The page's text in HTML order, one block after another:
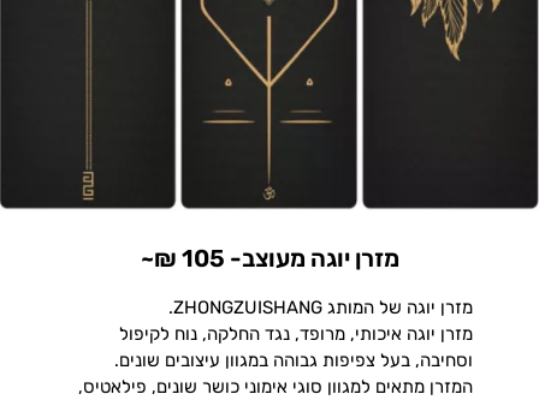
מזרן יוגה מעוצב- 105 ₪~
מזרן יוגה של המותג ZHONGZUISHANG.
מזרן יוגה איכותי, מרופד, נגד החלקה, נוח לקיפול
וסחיבה, בעל צפיפות גבוהה במגוון עיצובים שונים.
המזרן מתאים למגוון סוגי אימוני כושר שונים, פילאטיס,